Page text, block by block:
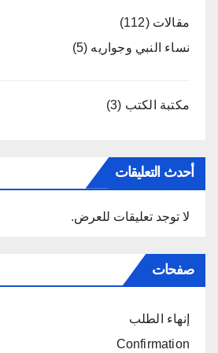
مقالات (112)
نساء النبي وجواريه (5)
مكتبة الكتب (3)
أحدث التعليقات
لا توجد تعليقات للعرض.
صفحات
إنهاء الطلب
Confirmation